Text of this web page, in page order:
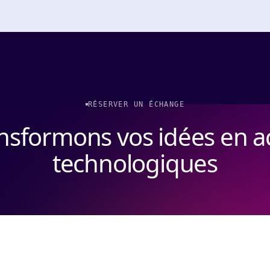
RÉSERVER UN ÉCHANGE
vos idées en
technologiques